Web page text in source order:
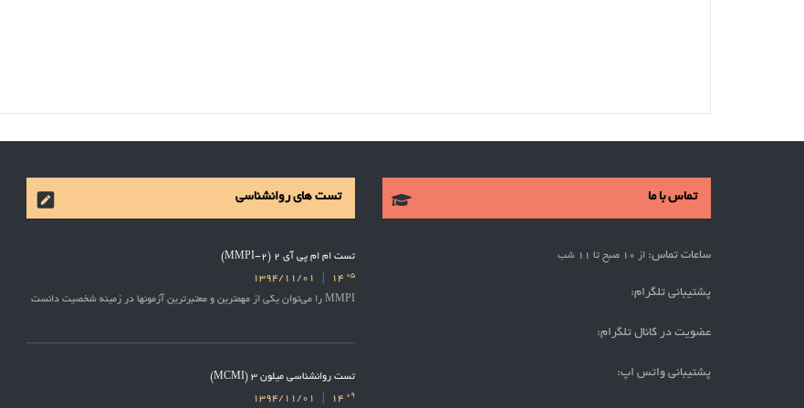
تماس با ما
ساعات تماس: از 10 صبح تا 11 شب
پشتیبانی تلگرام:
عضویت در کانال تلگرام:
پشتیبانی واتس اپ:
تست های روانشناسی
تست ام ام پی آی 2 (MMPI-2)
05
14
1394/11/01
MMPI را می‌توان یکی از مهمترین و معتبرترین آزمونها در زمینه شخصیت دانست
تست روانشناسی میلون 3 (MCMI)
09
14
1394/11/01